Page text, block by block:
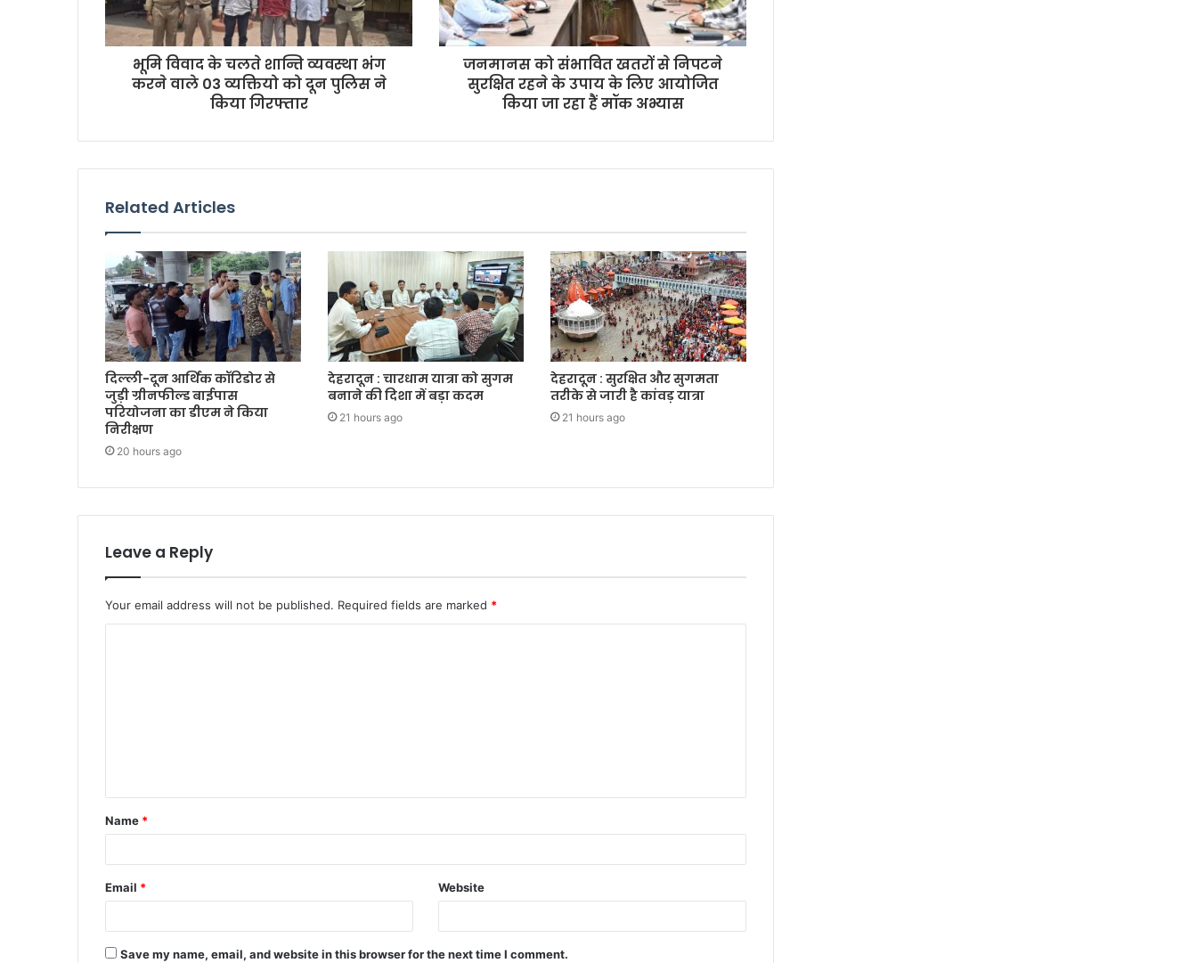
d
d
r
भूमि विवाद के चलते शान्ति व्यवस्था भंग
करने वाले 03 व्यक्तियो को दून पुलिस ने
किया गिरफ्तार
जनमानस को संभावित खतरों से निपटने
सुरक्षित रहने के उपाय के लिए आयोजित
किया जा रहा हैं मॉक अभ्यास
Related Articles
दिल्ली-दून आर्थिक कॉरिडोर से
जुड़ी ग्रीनफील्ड बाईपास
परियोजना का डीएम ने किया
निरीक्षण
20 hours ago
देहरादून : चारधाम यात्रा को सुगम
बनाने की दिशा में बड़ा कदम
21 hours ago
देहरादून : सुरक्षित और सुगमता
तरीके से जारी है कांवड़ यात्रा
21 hours ago
Leave a Reply
Your email address will not be published. Required fields are marked *
t
*
Name *
Email * Website
Save my name, email, and website in this browser for the next time I comment.